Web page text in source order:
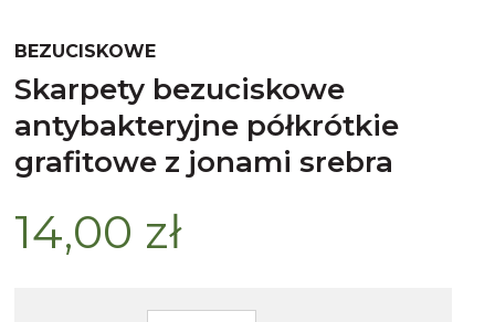
BEZUCISKOWE
skarpety bezuciskowe
antybakteryjne półkrótkie
grafitowe z jonami srebra
14,00 zł